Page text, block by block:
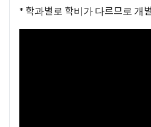
* 학과별로 학비가 다르므로 개